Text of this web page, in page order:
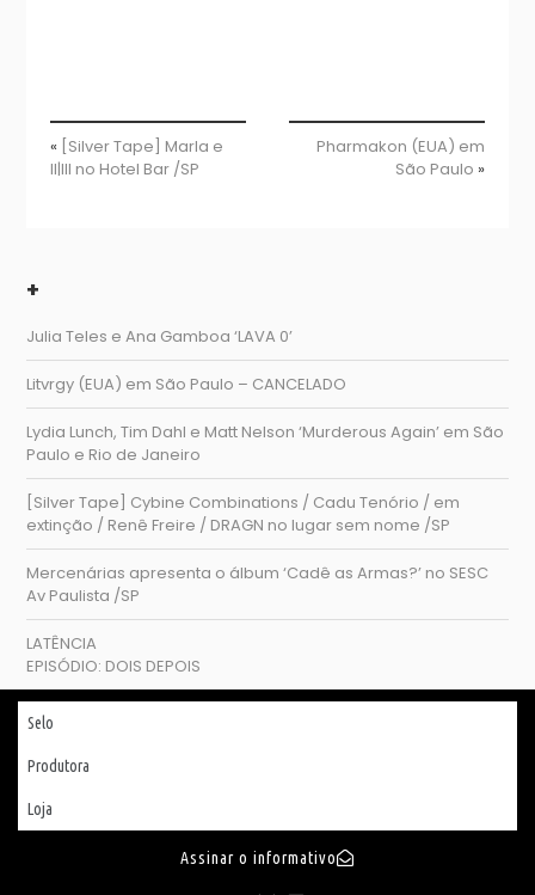
« [Silver Tape] Marla e
II|III no Hotel Bar /SP
Pharmakon (EUA) em
São Paulo »
+
Julia Teles e Ana Gamboa ‘LAVA 0’
Litvrgy (EUA) em São Paulo – CANCELADO
Lydia Lunch, Tim Dahl e Matt Nelson ‘Murderous Again’ em São
Paulo e Rio de Janeiro
[Silver Tape] Cybine Combinations / Cadu Tenório / em
extinção / Renê Freire / DRAGN no lugar sem nome /SP
Mercenárias apresenta o álbum ‘Cadê as Armas?’ no SESC
Av Paulista /SP
LATÊNCIA
EPISÓDIO: DOIS DEPOIS
Selo
Produtora
Loja
Assinar o informativo